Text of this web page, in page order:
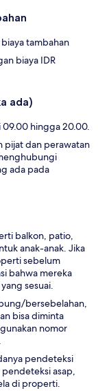
tambahan
biaya IDR
ada)
09.00 hingga 20.00.
pijat dan perawatan
ada pada
balkon, patio,
anak-anak. Jika
sebelum
bahwa mereka
sesuai.
bersebelahan,
bisa diminta
nomor
pendeteksi
asap,
di properti.